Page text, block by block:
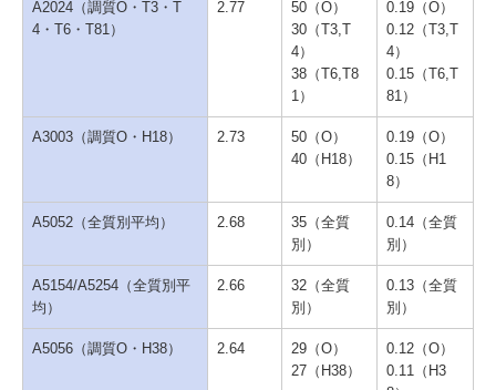
A2024（調質O・T3・T
4・T6・T81）
2.77
50（O）
30（T3,T
4）
38（T6,T8
1）
0.19（O）
0.12（T3,T
4）
0.15（T6,T
81）
A3003（調質O・H18） 2.73
50（O）
40（H18）
0.19（O）
0.15（H1
8）
A5052（全質別平均） 2.68
35（全質
別）
0.14（全質
別）
A5154/A5254（全質別平
均）
2.66
32（全質
別）
0.13（全質
別）
A5056（調質O・H38） 2.64
29（O）
27（H38）
0.12（O）
0.11（H3